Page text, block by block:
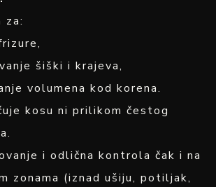
za:
šiški i krajeva,
volumena kod korena.
kosu ni prilikom čestog
i odlična kontrola čak i na
zonama (iznad ušiju, potiljak,